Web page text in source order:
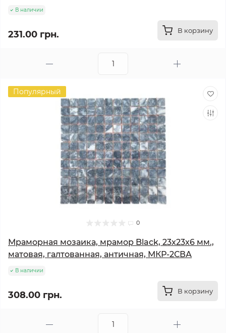
В наличии
231.00 грн. В корзину
Популярный
0
Мраморная мозаика, мрамор Black, 23x23x6 мм.,
матовая, галтованная, античная, МКР-2СВА
В наличии
308.00 грн. В корзину